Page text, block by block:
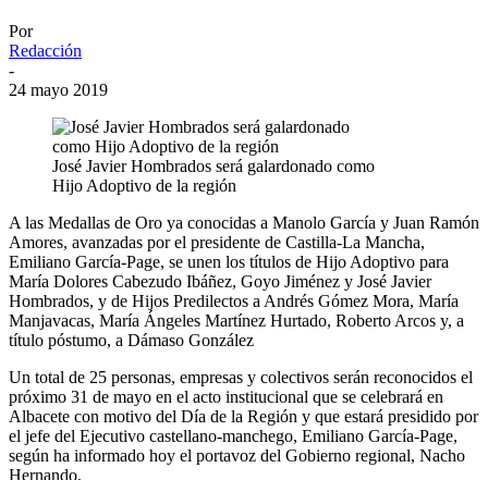
Por
Redacción
-
24 mayo 2019
José Javier Hombrados será galardonado como
Hijo Adoptivo de la región
A las Medallas de Oro ya conocidas a Manolo García y Juan Ramón
Amores, avanzadas por el presidente de Castilla-La Mancha,
Emiliano García-Page, se unen los títulos de Hijo Adoptivo para
María Dolores Cabezudo Ibáñez, Goyo Jiménez y José Javier
Hombrados, y de Hijos Predilectos a Andrés Gómez Mora, María
Manjavacas, María Ángeles Martínez Hurtado, Roberto Arcos y, a
título póstumo, a Dámaso González
Un total de 25 personas, empresas y colectivos serán reconocidos el
próximo 31 de mayo en el acto institucional que se celebrará en
Albacete con motivo del Día de la Región y que estará presidido por
el jefe del Ejecutivo castellano-manchego, Emiliano García-Page,
según ha informado hoy el portavoz del Gobierno regional, Nacho
Hernando.